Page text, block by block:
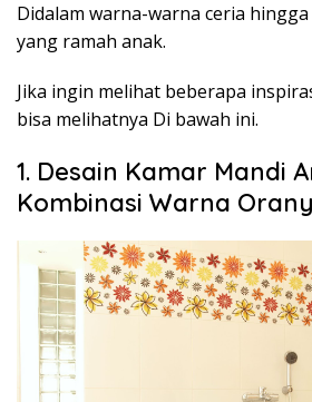
Didalam warna-warna ceria
yang ramah anak.
Jika ingin melihat beberapa
bisa melihatnya Di bawah ini.
1. Desain Kamar Mandi
Kombinasi Warna